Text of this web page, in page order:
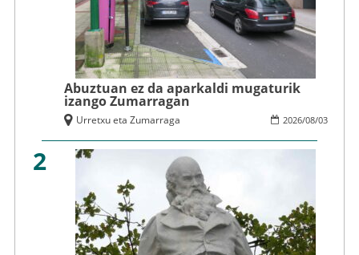
Abuztuan ez da aparkaldi mugaturik
izango Zumarragan
2026/08/03
Urretxu eta Zumarraga
2